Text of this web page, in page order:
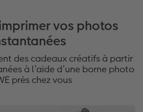
vos photos
des cadeaux créatifs à partir
à l’aide d’une borne photo
près chez vous